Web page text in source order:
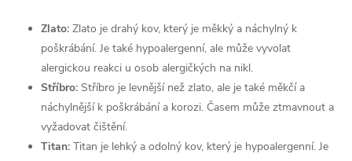
Zlato: Zlato je drahý kov, který je měkký a náchylný k
poškrábání. Je také hypoalergenní, ale může vyvolat
alergickou reakci u osob alergičkých na nikl.
Stříbro: Stříbro je levnější než zlato, ale je také měkčí a
náchylnější k poškrábání a korozi. Časem může ztmavnout a
vyžadovat čištění.
Titan: Titan je lehký a odolný kov, který je hypoalergenní. Je